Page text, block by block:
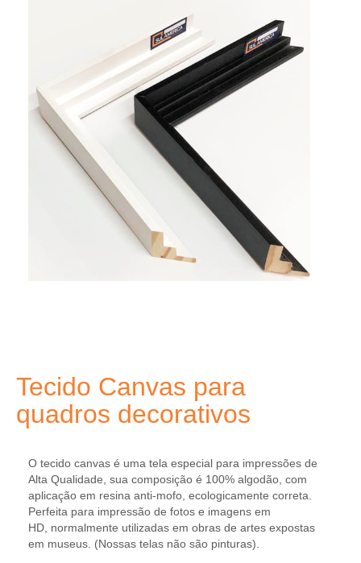
Tecido Canvas para
quadros decorativos
O tecido canvas é uma tela especial para impressões de
Alta Qualidade, sua composição é 100% algodão, com
aplicação em resina anti-mofo, ecologicamente correta.
Perfeita para impressão de fotos e imagens em
HD, normalmente utilizadas em obras de artes expostas
em museus. (Nossas telas não são pinturas).